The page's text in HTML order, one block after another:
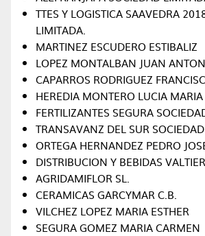
TTES Y LOGISTICA SAAVEDRA
LIMITADA.
MARTINEZ ESCUDERO ESTIBALIZ
LOPEZ MONTALBAN JUAN
CAPARROS RODRIGUEZ
HEREDIA MONTERO LUCIA MARIA
FERTILIZANTES SEGURA
TRANSAVANZ DEL SUR
ORTEGA HERNANDEZ PEDRO
DISTRIBUCION Y BEBIDAS
AGRIDAMIFLOR SL.
CERAMICAS GARCYMAR C.B.
VILCHEZ LOPEZ MARIA ESTHER
SEGURA GOMEZ MARIA CARMEN